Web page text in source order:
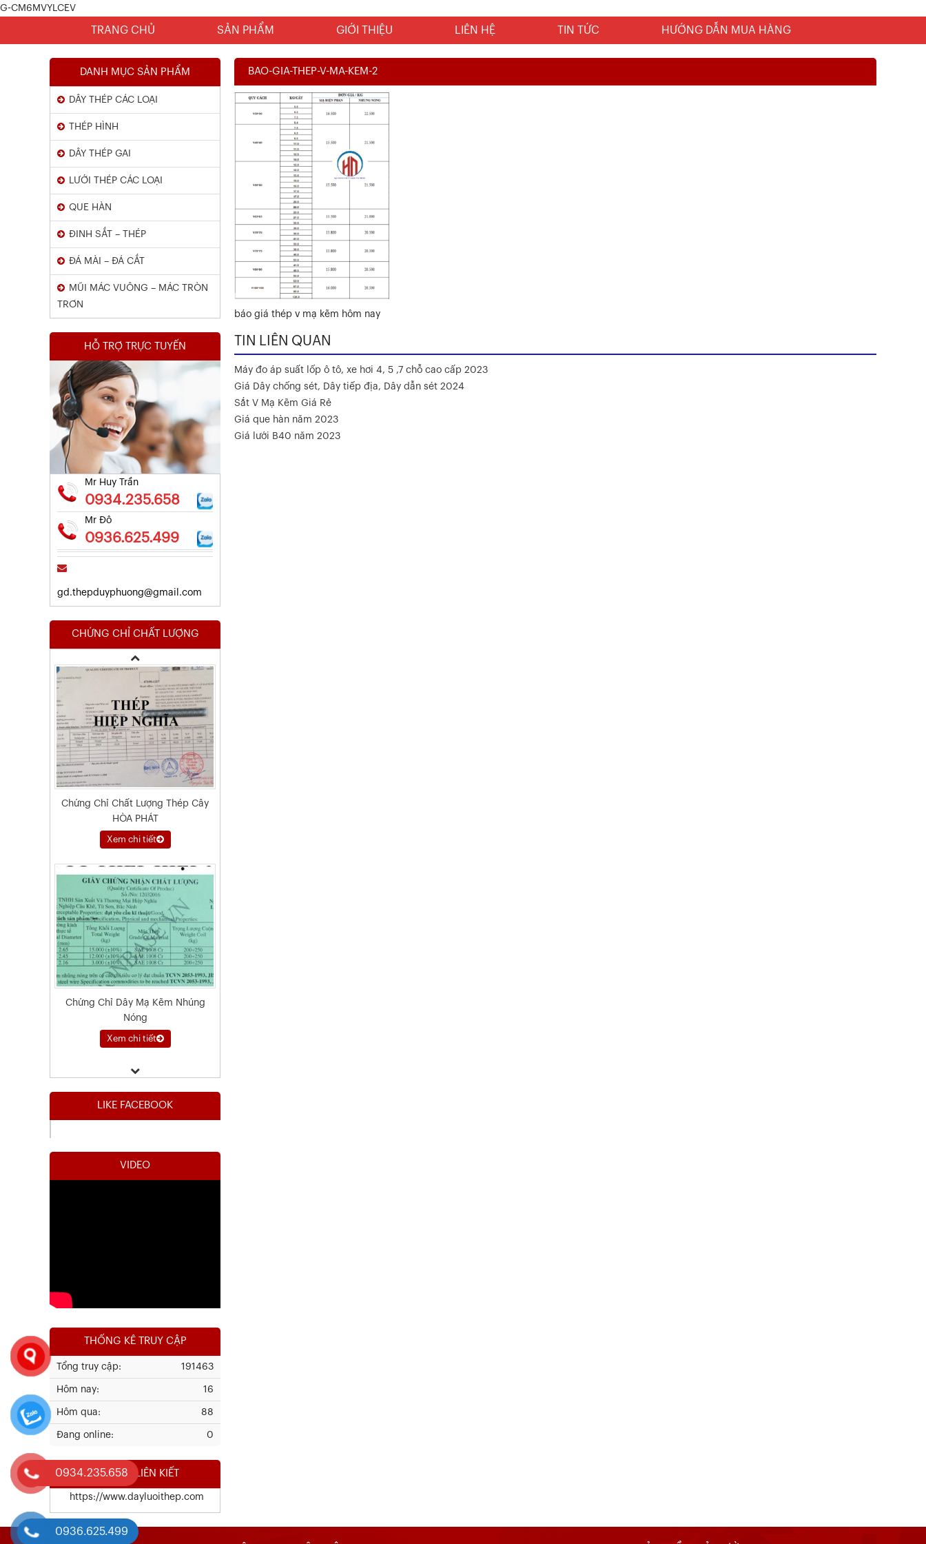
G-CM6MVYLCEV
TRANG CHỦ SẢN PHẨM GIỚI THIỆU LIÊN HỆ TIN TỨC HƯỚNG DẪN MUA HÀNG
BAO-GIA-THEP-V-MA-KEM-2
báo giá thép v mạ kẽm hôm nay
TIN LIÊN QUAN
Máy đo áp suất lốp ô tô, xe hơi 4, 5 ,7 chỗ cao cấp 2023
Giá Dây chống sét, Dây tiếp địa, Dây dẫn sét 2024
Sắt V Mạ Kẽm Giá Rẻ
Giá que hàn năm 2023
Giá lưới B40 năm 2023
DANH MỤC SẢN PHẨM
DÂY THÉP CÁC LOẠI
THÉP HÌNH
DÂY THÉP GAI
LƯỚI THÉP CÁC LOẠI
QUE HÀN
ĐINH SẮT – THÉP
ĐÁ MÀI – ĐÁ CẮT
MŨI MÁC VUÔNG – MÁC TRÒN
TRƠN
HỖ TRỢ TRỰC TUYẾN
Mr Huy Trần
0934.235.658
Mr Đô
0936.625.499
gd.thepduyphuong@gmail.com
CHỨNG CHỈ CHẤT LƯỢNG
Chứng Chỉ Dây Mạ Kẽm Nhúng
Nóng
Kết Quả Thử Nghiệm Lưới Tô Tường
Xem chi tiết
Kết Quả Thử Nghiệm Lưới Tô Tường
Chứng Chỉ Chất Lượng Thép Cây
HÒA PHÁT
Xem chi tiết
Chứng Chỉ Dây Mạ Kẽm Nhúng
Nóng
Xem chi tiết
Kết Quả Thử Nghiệm Lưới Tô Tường
Xem chi tiết
LIKE FACEBOOK
VIDEO
THỐNG KÊ TRUY CẬP
191463
Tổng truy cập:
16
Hôm nay:
88
Hôm qua:
0
Đang online:
WEBSITE LIÊN KIẾT
https://www.dayluoithep.com
0934.235.658
0936.625.499